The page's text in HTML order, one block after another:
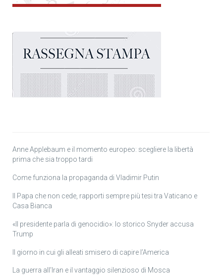
Anne Applebaum e il momento europeo: scegliere la libertà
prima che sia troppo tardi
Come funziona la propaganda di Vladimir Putin
Il Papa che non cede, rapporti sempre più tesi tra Vaticano e
Casa Bianca
«Il presidente parla di genocidio»: lo storico Snyder accusa
Trump
Il giorno in cui gli alleati smisero di capire l’America
La guerra all’Iran e il vantaggio silenzioso di Mosca